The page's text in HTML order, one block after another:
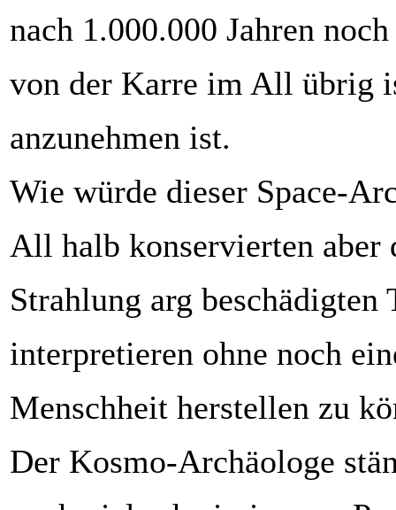
nach 1.000.000 Jahren
von der Karre im All übrig
anzunehmen ist.
Wie würde dieser Space-
All halb konservierten aber
Strahlung arg beschädigten
interpretieren ohne noch
Menschheit herstellen zu
Der Kosmo-Archäologe